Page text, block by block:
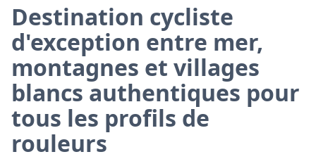
Destination cycliste
d'exception entre mer,
montagnes et villages
blancs authentiques pour
tous les profils de
rouleurs